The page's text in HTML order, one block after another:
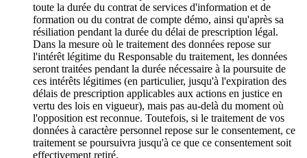
toute la durée du contrat de services d'information et de
formation ou du contrat de compte démo, ainsi qu'après sa
résiliation pendant la durée du délai de prescription légal.
Dans la mesure où le traitement des données repose sur
l'intérêt légitime du Responsable du traitement, les données
seront traitées pendant la durée nécessaire à la poursuite de
ces intérêts légitimes (en particulier, jusqu'à l'expiration des
délais de prescription applicables aux actions en justice en
vertu des lois en vigueur), mais pas au-delà du moment où
l'opposition est reconnue. Toutefois, si le traitement de vos
données à caractère personnel repose sur le consentement, ce
traitement se poursuivra jusqu'à ce que ce consentement soit
effectivement retiré.